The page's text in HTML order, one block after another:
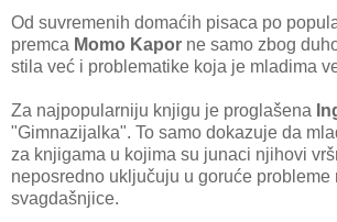
Od suvremenih domaćih pisaca po
premca Momo Kapor ne samo zbog
stila već i problematike koja je mladima
Za najpopularniju knjigu je proglašena
"Gimnazijalka". To samo dokazuje da
za knjigama u kojima su junaci njihovi
neposredno uključuju u goruće probleme
svagdašnjice.